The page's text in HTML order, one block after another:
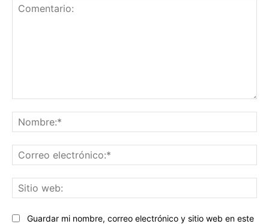
Guardar mi nombre, correo electrónico y sitio web en este